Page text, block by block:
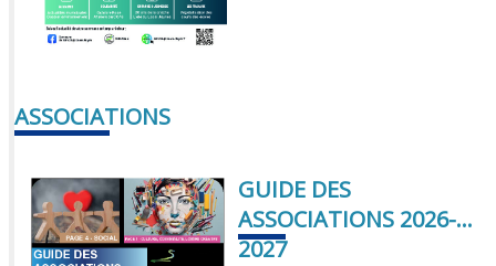
ASSOCIATIONS
GUIDE DES
ASSOCIATIONS 2026-
2027